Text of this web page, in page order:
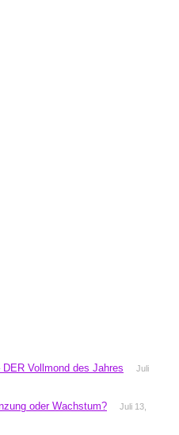
Vollmond des Jahres
Juli
oder Wachstum?
Juli 13,